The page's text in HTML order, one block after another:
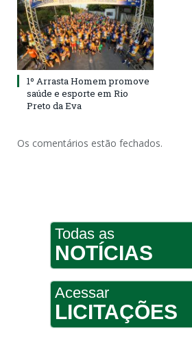
1º Arrasta Homem promove
saúde e esporte em Rio
Preto da Eva
Os comentários estão fechados.
Todas as
NOTÍCIAS
Acessar
LICITAÇÕES